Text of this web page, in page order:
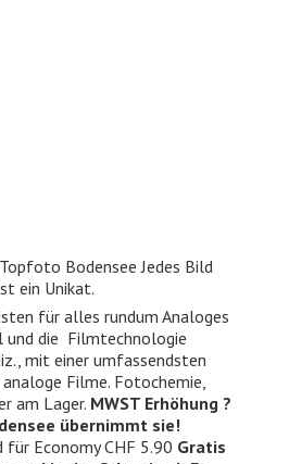
Bodensee Jedes Bild
ein Unikat.
für alles rundum Analoges
die Filmtechnologie
mit einer umfassendsten
Filme. Fotochemie,
am Lager. MWST Erhöhung ?
übernimmt sie!
für Economy CHF 5.90 Gratis